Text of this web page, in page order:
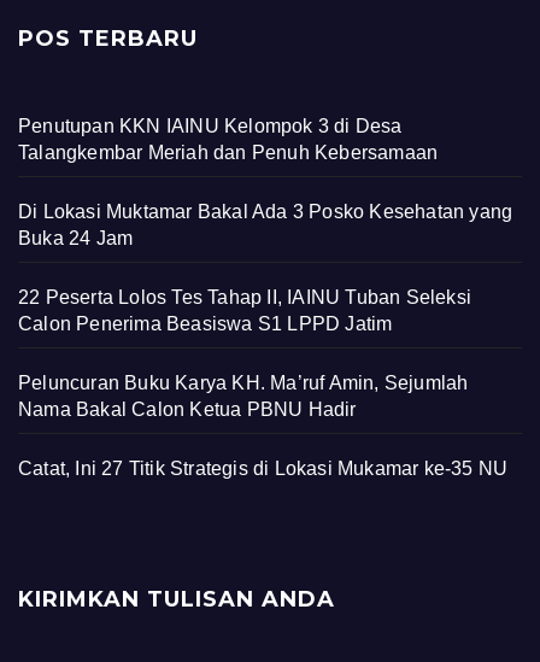
POS TERBARU
Penutupan KKN IAINU Kelompok 3 di Desa
Talangkembar Meriah dan Penuh Kebersamaan
Di Lokasi Muktamar Bakal Ada 3 Posko Kesehatan yang
Buka 24 Jam
22 Peserta Lolos Tes Tahap II, IAINU Tuban Seleksi
Calon Penerima Beasiswa S1 LPPD Jatim
Peluncuran Buku Karya KH. Ma’ruf Amin, Sejumlah
Nama Bakal Calon Ketua PBNU Hadir
Catat, Ini 27 Titik Strategis di Lokasi Mukamar ke-35 NU
KIRIMKAN TULISAN ANDA